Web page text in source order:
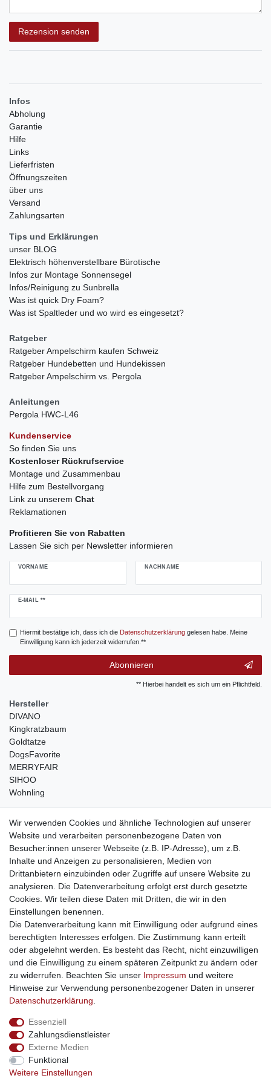
Rezension senden
Infos
Abholung
Garantie
Hilfe
Links
Lieferfristen
Öffnungszeiten
über uns
Versand
Zahlungsarten
Tips und Erklärungen
unser BLOG
Elektrisch höhenverstellbare Bürotische
Infos zur Montage Sonnensegel
Infos/Reinigung zu Sunbrella
Was ist quick Dry Foam?
Was ist Spaltleder und wo wird es eingesetzt?
Ratgeber
Ratgeber Ampelschirm kaufen Schweiz
Ratgeber Hundebetten und Hundekissen
Ratgeber Ampelschirm vs. Pergola
Anleitungen
Pergola HWC-L46
Kundenservice
So finden Sie uns
Kostenloser Rückrufservice
Montage und Zusammenbau
Hilfe zum Bestellvorgang
Link zu unserem Chat
Reklamationen
Profitieren Sie von Rabatten
Lassen Sie sich per Newsletter informieren
VORNAME NACHNAME
E-MAIL **
Newsletter
Hiermit bestätige ich, dass ich die Daten­schutz­erklärunggelesen habe. Meine
Einwilligung kann ich jederzeit widerrufen.**
Abonnieren
** Hierbei handelt es sich um ein Pflichtfeld.
Hersteller
DIVANO
Kingkratzbaum
Goldtatze
DogsFavorite
MERRYFAIR
SIHOO
Wohnling
weitere Shops
traumlampen- Lampen und Kronleuchter
kinderwagencenter- Exklusive und günstige Kinderwagen
gastrogeraete24- alles für Gastronomie und Imbiss
soziale Medien
Facebook
sicher einkaufen
Sichere Bestellung und Zahlung via SSL Verschlüsselung
Wir verwenden Cookies und ähnliche Technologien auf unserer
Website und verarbeiten personenbezogene Daten von
Besucher:innen unserer Webseite (z.B. IP-Adresse), um z.B.
Inhalte und Anzeigen zu personalisieren, Medien von
Drittanbietern einzubinden oder Zugriffe auf unsere Website zu
analysieren. Die Datenverarbeitung erfolgt erst durch gesetzte
Cookies. Wir teilen diese Daten mit Dritten, die wir in den
Einstellungen benennen.
Die Datenverarbeitung kann mit Einwilligung oder aufgrund eines
berechtigten Interesses erfolgen. Die Zustimmung kann erteilt
oder abgelehnt werden. Es besteht das Recht, nicht einzuwilligen
und die Einwilligung zu einem späteren Zeitpunkt zu ändern oder
zu widerrufen. Beachten Sie unser Impressum und weitere
Hinweise zur Verwendung personenbezogener Daten in unserer
Daten­schutz­erklärung
Essenziell
Zahlungsdienstleister
Externe Medien
Funktional
Weitere Einstellungen
Widerrufs­recht Widerrufs­formular
Daten­schutz­erklärung